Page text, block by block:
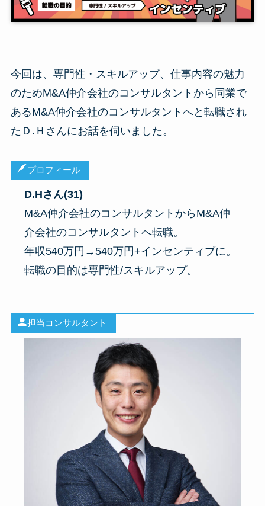
今回は、専門性・スキルアップ、仕事内容の魅力
のためM&A仲介会社のコンサルタントから同業で
あるM&A仲介会社のコンサルタントへと転職され
たＤ.Ｈさんにお話を伺いました。
プロフィール
D.Hさん(31)
M&A仲介会社のコンサルタントからM&A仲
介会社のコンサルタントへ転職。
年収540万円→540万円+インセンティブに。
転職の目的は専門性/スキルアップ。
担当コンサルタント